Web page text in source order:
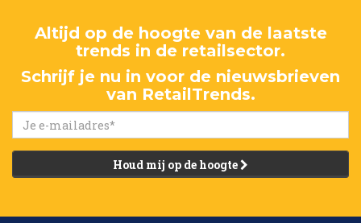
Altijd op de hoogte van de laatste
trends in de retailsector.
Schrijf je nu in voor de nieuwsbrieven
van RetailTrends.
Houd mij op de hoogte